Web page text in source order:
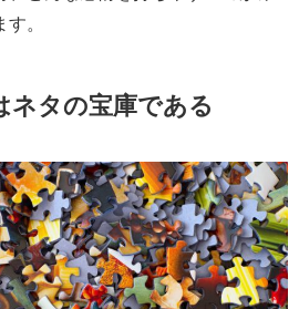
。
ネタの宝庫である